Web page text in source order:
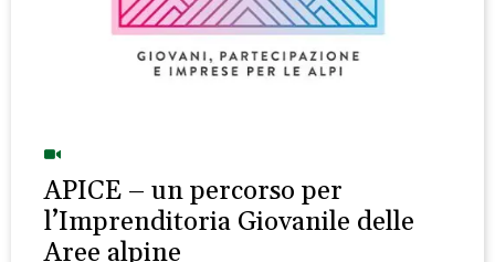
APICE – un percorso per
l’Imprenditoria Giovanile delle
Aree alpine